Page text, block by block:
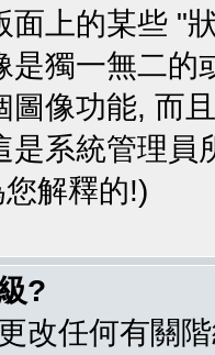
面上的某些 "
是獨一無二
圖像功能, 而
是系統管理
解釋的!)
?
改任何有關